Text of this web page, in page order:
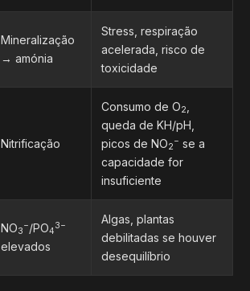
Mineralização
→ amónia
Stress, respiração
acelerada, risco de
toxicidade
Nitrificação
Consumo de O2
queda de KH/pH,
picos de NO2
− se a
capacidade for
insuficiente
NO3
−/PO4
3−
elevados
Algas, plantas
debilitadas se houver
desequilíbrio